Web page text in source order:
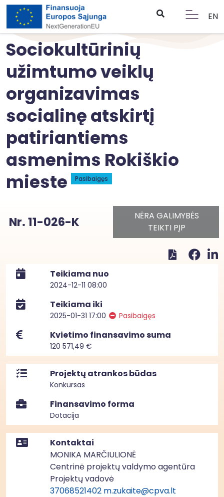
EN
Sociokultūrinių
užimtumo veiklų
organizavimas
socialinę atskirtį
patiriantiems
asmenims Rokiškio
mieste
Pasibaigęs
Nr. 11-026-K
NĖRA GALIMYBĖS
TEIKTI PĮP
Teikiama nuo
2024-12-11 08:00
Teikiama iki
2025-01-31 17:00 Pasibaigęs
Kvietimo finansavimo suma
120 571,49 €
Projektų atrankos būdas
Konkursas
Finansavimo forma
Dotacija
Kontaktai
MONIKA MARČIULIONĖ
Centrinė projektų valdymo agentūra
Projektų vadovė
37068521402 m.zukaite@cpva.lt